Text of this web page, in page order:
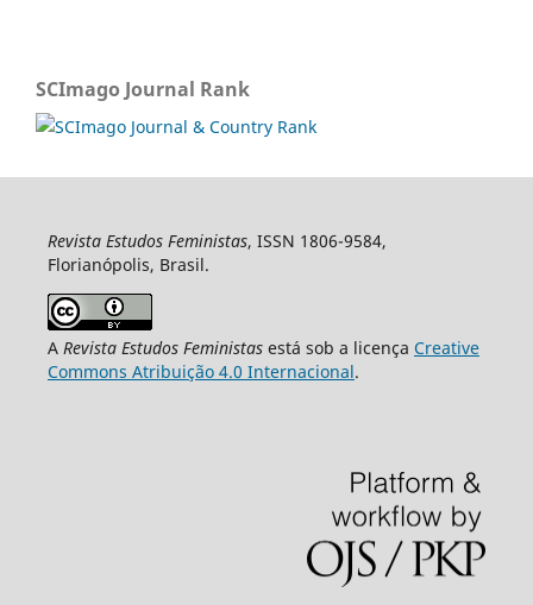
SCImago Journal Rank
Revista Estudos Feministas, ISSN 1806-9584,
Florianópolis, Brasil.
A Revista Estudos Feministasestá sob a licença Creative
Commons Atribuição 4.0 Internacional.